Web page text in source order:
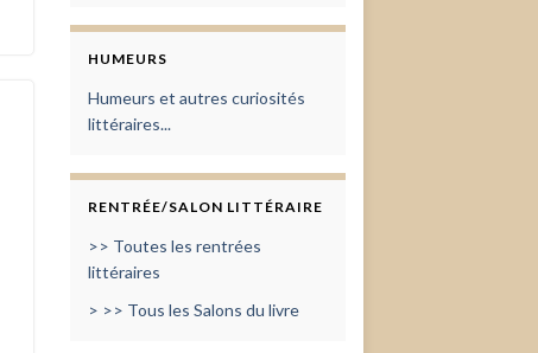
HUMEURS
Humeurs et autres curiosités
littéraires...
RENTRÉE/SALON LITTÉRAIRE
>> Toutes les rentrées
littéraires
> >> Tous les Salons du livre